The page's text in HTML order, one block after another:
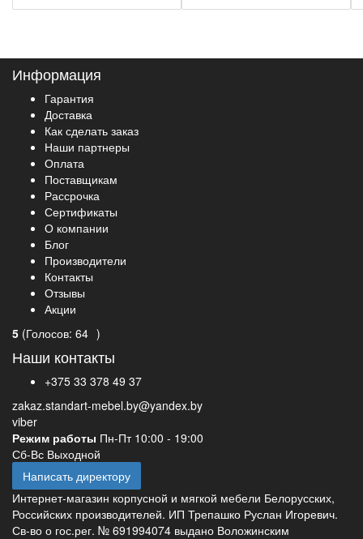
Информация
Гарантия
Доставка
Как сделать заказ
Наши партнеры
Оплата
Поставщикам
Рассрочка
Сертификаты
О компании
Блог
Производители
Контакты
Отзывы
Акции
5 (Голосов: 64 )
Наши контакты
+375 33 378 49 37
zakaz.standart-mebel.by@yandex.by
viber
Режим работы Пн-Пт 10:00 - 19:00
Сб-Вс Выходной
Написать директору
Интернет-магазин корпусной и мягкой мебели Белорусских,
Российских производителей. ИП Трепашко Руслан Игоревич.
Св-во о гос.рег. № 691994074 выдано Воложинским